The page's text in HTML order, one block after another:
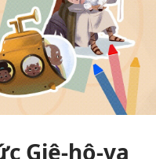
Giê-hô-va